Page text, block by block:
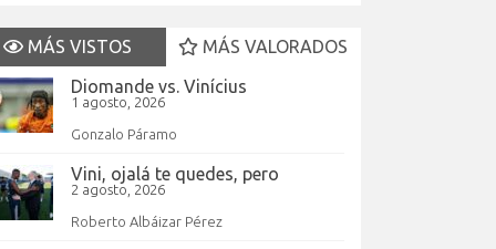
MÁS VISTOS
MÁS VALORADOS
Diomande vs. Vinícius
1 agosto, 2026
Gonzalo Páramo
Vini, ojalá te quedes, pero
2 agosto, 2026
Roberto Albáizar Pérez